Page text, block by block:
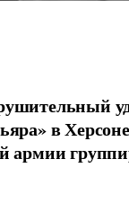
в
армии